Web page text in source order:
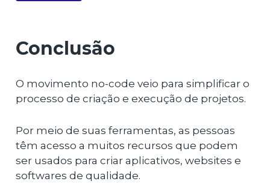
Conclusão
O movimento no-code veio para simplificar o
processo de criação e execução de projetos.
Por meio de suas ferramentas, as pessoas
têm acesso a muitos recursos que podem
ser usados para criar aplicativos, websites e
softwares de qualidade.